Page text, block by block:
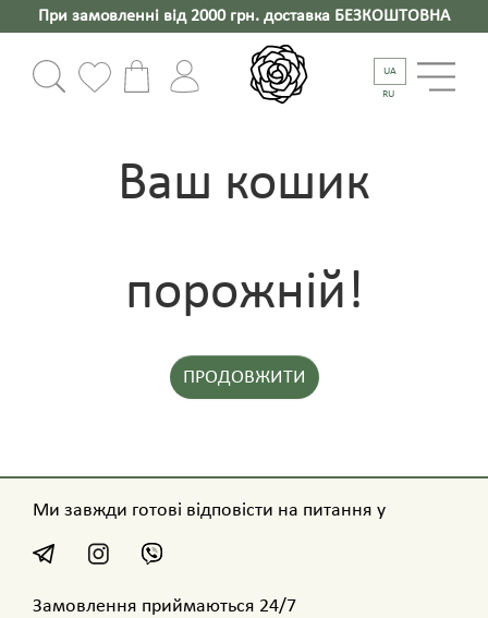
При замовленні від 2000 грн. доставка БЕЗКОШТОВНА
UA
RU
Ваш кошик
порожній!
ПРОДОВЖИТИ
Ми завжди готові відповісти на питання у
Замовлення приймаються 24/7